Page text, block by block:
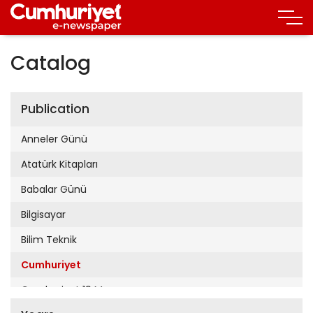
Catalog
Publication
Anneler Günü
Atatürk Kitapları
Babalar Günü
Bilgisayar
Bilim Teknik
Cumhuriyet
Cumhuriyet 19 Mayıs